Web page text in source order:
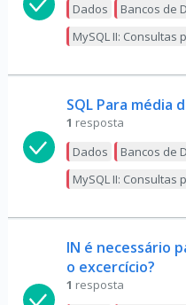
Dados
Bancos de
MySQL II: Consultas
SQL Para média
1 resposta
Dados
Bancos de
MySQL II: Consultas
IN é necessário
o excercício?
1 resposta